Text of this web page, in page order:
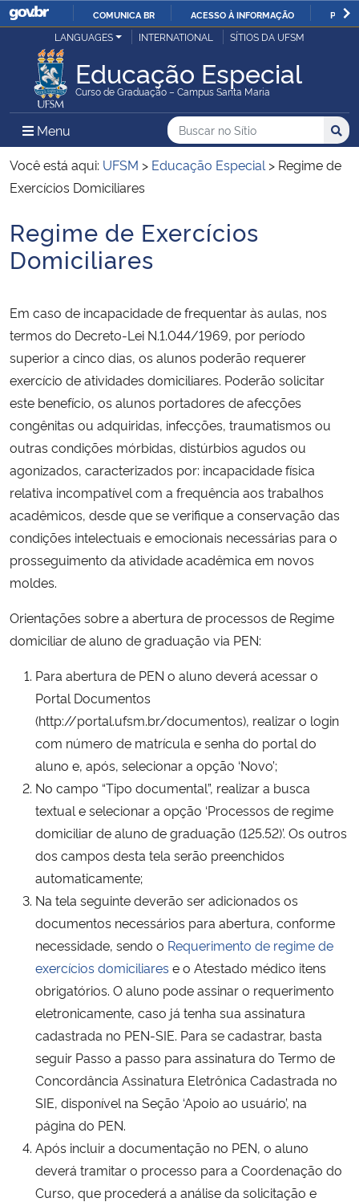
IR
O
COMUNICA BR ACESSO À INFORMAÇÃO
Ministério da Justiça e Segurança Pública
Ministério da Defesa
Ministério das Relações Exteriores
Ministério da Infraestrutura
Ministério da Educação
Ministério da Cidadania
Ministério de Minas e Energia
Ministério da Ciência, Tecnologia, Inovações e Comunicações
Ministério do Meio Ambiente
Ministério do Turismo
Ministério do Desenvolvimento Regional
Controladoria-Geral da União
Ministério da Mulher, da Família e dos Direitos Humanos
Secretaria de Governo
Gabinete de Segurança Institucional
Advocacia-Geral da União
Banco Central do Brasil
Planalto
LANGUAGES INTERNATIONAL SÍTIOS DA UFSM
Educação Especial
Curso de Graduação – Campus Santa Maria
Menu Menu Principal do Sítio
Busca
Buscar no no Sítio
Busca:
Você está aqui: UFSM > Educação Especial > Regime de
Exercícios Domiciliares
Início do conteúdo
Regime de Exercícios
Domiciliares
Em caso de incapacidade de frequentar às aulas, nos
termos do Decreto-Lei N.1.044/1969, por período
superior a cinco dias, os alunos poderão requerer
exercício de atividades domiciliares. Poderão solicitar
este benefício, os alunos portadores de afecções
congênitas ou adquiridas, infecções, traumatismos ou
outras condições mórbidas, distúrbios agudos ou
agonizados, caracterizados por: incapacidade física
relativa incompatível com a frequência aos trabalhos
acadêmicos, desde que se verifique a conservação das
condições intelectuais e emocionais necessárias para o
prosseguimento da atividade acadêmica em novos
moldes.
Orientações sobre a abertura de processos de Regime
domiciliar de aluno de graduação via PEN:
Para abertura de PEN o aluno deverá acessar o
Portal Documentos
(http://portal.ufsm.br/documentos), realizar o login
com número de matrícula e senha do portal do
aluno e, após, selecionar a opção ‘Novo’;
No campo “Tipo documental”, realizar a busca
textual e selecionar a opção ‘Processos de regime
domiciliar de aluno de graduação (125.52)’. Os outros
dos campos desta tela serão preenchidos
automaticamente;
Na tela seguinte deverão ser adicionados os
documentos necessários para abertura, conforme
necessidade, sendo o Requerimento de regime de
exercícios domiciliares e o Atestado médico itens
obrigatórios. O aluno pode assinar o requerimento
eletronicamente, caso já tenha sua assinatura
cadastrada no PEN-SIE. Para se cadastrar, basta
seguir Passo a passo para assinatura do Termo de
Concordância Assinatura Eletrônica Cadastrada no
SIE, disponível na Seção ‘Apoio ao usuário’, na
página do PEN.
Após incluir a documentação no PEN, o aluno
deverá tramitar o processo para a Coordenação do
Curso, que procederá a análise da solicitação e